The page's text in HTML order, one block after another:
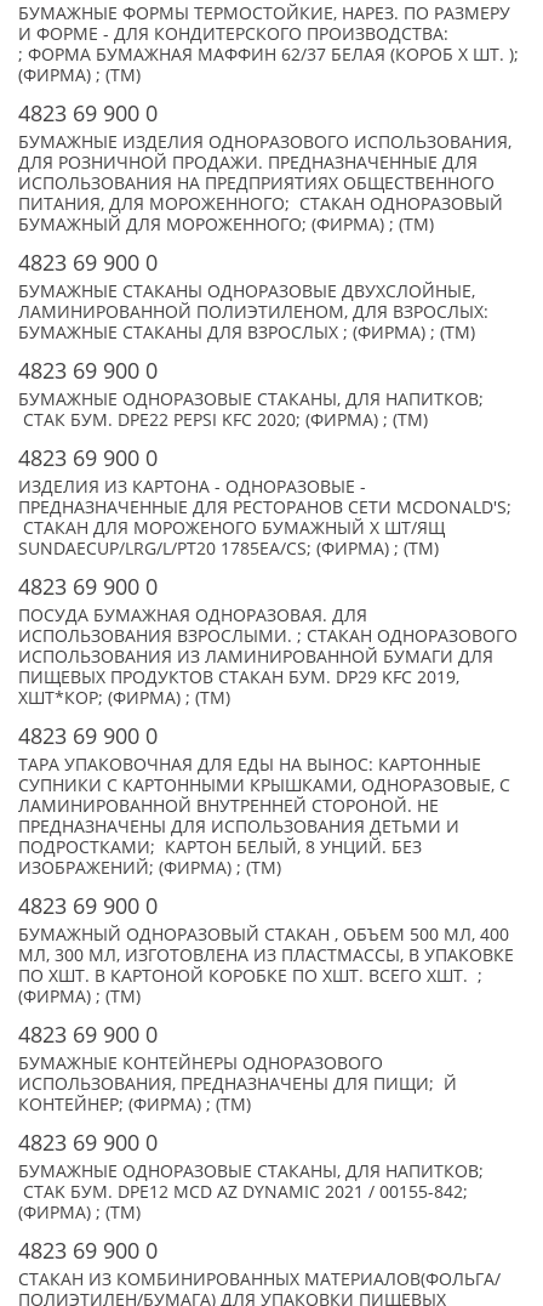
БУМАЖНЫЕ ФОРМЫ ТЕРМОСТОЙКИЕ, НАРЕЗ. ПО РАЗМЕРУ
И ФОРМЕ - ДЛЯ КОНДИТЕРСКОГО ПРОИЗВОДСТВА:
; ФОРМА БУМАЖНАЯ МАФФИН 62/37 БЕЛАЯ (КОРОБ X ШТ. );
(ФИРМА) ; (TM)
4823 69 900 0
БУМАЖНЫЕ ИЗДЕЛИЯ ОДНОРАЗОВОГО ИСПОЛЬЗОВАНИЯ,
ДЛЯ РОЗНИЧНОЙ ПРОДАЖИ. ПРЕДНАЗНАЧЕННЫЕ ДЛЯ
ИСПОЛЬЗОВАНИЯ НА ПРЕДПРИЯТИЯХ ОБЩЕСТВЕННОГО
ПИТАНИЯ, ДЛЯ МОРОЖЕННОГО; СТАКАН ОДНОРАЗОВЫЙ
БУМАЖНЫЙ ДЛЯ МОРОЖЕННОГО; (ФИРМА) ; (TM)
4823 69 900 0
БУМАЖНЫЕ СТАКАНЫ ОДНОРАЗОВЫЕ ДВУХСЛОЙНЫЕ,
ЛАМИНИРОВАННОЙ ПОЛИЭТИЛЕНОМ, ДЛЯ ВЗРОСЛЫХ:
БУМАЖНЫЕ СТАКАНЫ ДЛЯ ВЗРОСЛЫХ ; (ФИРМА) ; (TM)
4823 69 900 0
БУМАЖНЫЕ ОДНОРАЗОВЫЕ СТАКАНЫ, ДЛЯ НАПИТКОВ;
СТАК БУМ. DPE22 PEPSI KFC 2020; (ФИРМА) ; (TM)
4823 69 900 0
ИЗДЕЛИЯ ИЗ КАРТОНА - ОДНОРАЗОВЫЕ -
ПРЕДНАЗНАЧЕННЫЕ ДЛЯ РЕСТОРАНОВ СЕТИ MCDONALD'S;
СТАКАН ДЛЯ МОРОЖЕНОГО БУМАЖНЫЙ X ШТ/ЯЩ
SUNDAECUP/LRG/L/PT20 1785EA/CS; (ФИРМА) ; (TM)
4823 69 900 0
ПОСУДА БУМАЖНАЯ ОДНОРАЗОВАЯ. ДЛЯ
ИСПОЛЬЗОВАНИЯ ВЗРОСЛЫМИ. ; СТАКАН ОДНОРАЗОВОГО
ИСПОЛЬЗОВАНИЯ ИЗ ЛАМИНИРОВАННОЙ БУМАГИ ДЛЯ
ПИЩЕВЫХ ПРОДУКТОВ СТАКАН БУМ. DP29 KFC 2019,
XШТ*КОР; (ФИРМА) ; (TM)
4823 69 900 0
ТАРА УПАКОВОЧНАЯ ДЛЯ ЕДЫ НА ВЫНОС: КАРТОННЫЕ
СУПНИКИ С КАРТОННЫМИ КРЫШКАМИ, ОДНОРАЗОВЫЕ, С
ЛАМИНИРОВАННОЙ ВНУТРЕННЕЙ СТОРОНОЙ. НЕ
ПРЕДНАЗНАЧЕНЫ ДЛЯ ИСПОЛЬЗОВАНИЯ ДЕТЬМИ И
ПОДРОСТКАМИ; КАРТОН БЕЛЫЙ, 8 УНЦИЙ. БЕЗ
ИЗОБРАЖЕНИЙ; (ФИРМА) ; (TM)
4823 69 900 0
БУМАЖНЫЙ ОДНОРАЗОВЫЙ СТАКАН , ОБЪЕМ 500 МЛ, 400
МЛ, 300 МЛ, ИЗГОТОВЛЕНА ИЗ ПЛАСТМАССЫ, В УПАКОВКЕ
ПО XШТ. В КАРТОНОЙ КОРОБКЕ ПО XШТ. ВСЕГО XШТ. ;
(ФИРМА) ; (TM)
4823 69 900 0
БУМАЖНЫЕ КОНТЕЙНЕРЫ ОДНОРАЗОВОГО
ИСПОЛЬЗОВАНИЯ, ПРЕДНАЗНАЧЕНЫ ДЛЯ ПИЩИ; Й
КОНТЕЙНЕР; (ФИРМА) ; (TM)
4823 69 900 0
БУМАЖНЫЕ ОДНОРАЗОВЫЕ СТАКАНЫ, ДЛЯ НАПИТКОВ;
СТАK БУМ. DPE12 MCD AZ DYNAMIC 2021 / 00155-842;
(ФИРМА) ; (TM)
4823 69 900 0
СТАКАН ИЗ КОМБИНИРОВАННЫХ МАТЕРИАЛОВ(ФОЛЬГА/
ПОЛИЭТИЛЕН/БУМАГА) ДЛЯ УПАКОВКИ ПИЩЕВЫХ